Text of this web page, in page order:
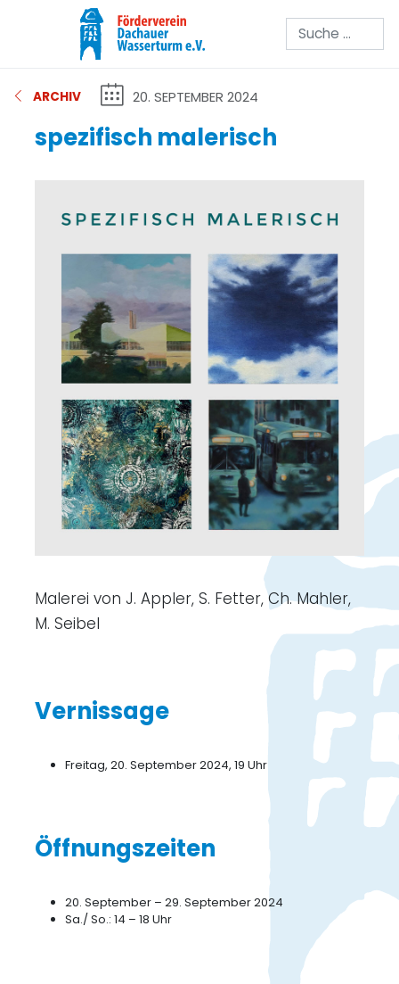
Suchen
ARCHIV 20. SEPTEMBER 2024
spezifisch malerisch
Malerei von J. Appler, S. Fetter, Ch. Mahler,
M. Seibel
Vernissage
Freitag, 20. September 2024, 19 Uhr
Öffnungszeiten
20. September – 29. September 2024
Sa./ So.: 14 – 18 Uhr